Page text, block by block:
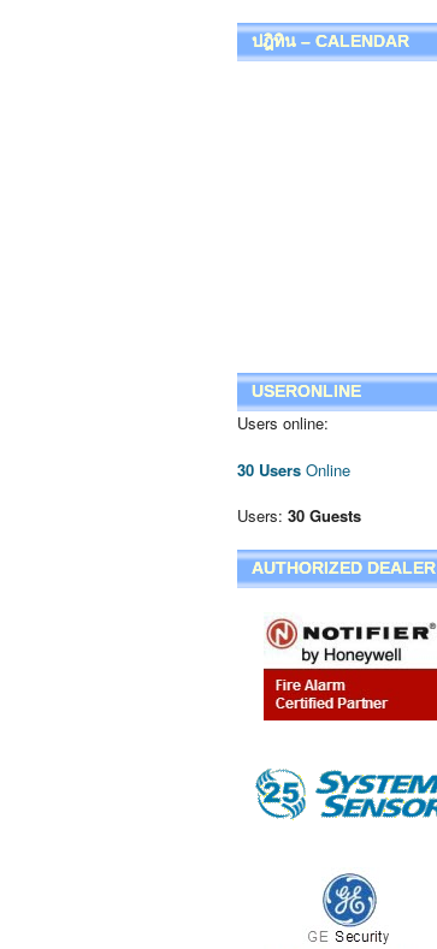
ปฎิทิน – CALENDAR
USERONLINE
Users online:
30 Users Online
Users: 30 Guests
AUTHORIZED DEALER